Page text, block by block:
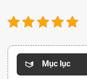
Mục lục